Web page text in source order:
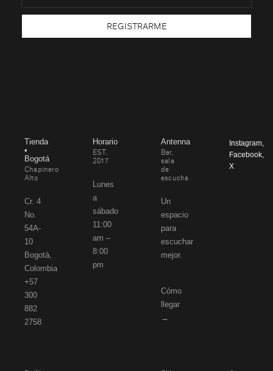
REGISTRARME
Tienda
•
Bogotá
Chapinero
Alto
Cr. 4
No.
54A-
10
Bogotá,
Colombia
+57
300
882
2758
Horario
EST.
2017
Lunes
a
sábado
11:00
am –
8:00
pm
Antenna
Bar,
sala
de
escucha
Un
espacio
para
escuchar
mejor.
Cómo
llegar
→
Instagram,
Facebook,
X